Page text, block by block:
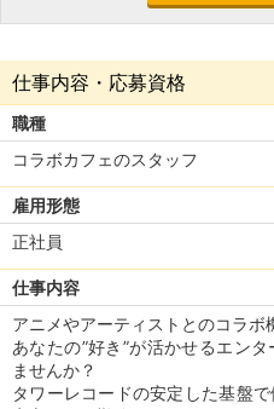
仕事内容・応募資格
職種
コラボカフェのスタッフ
雇用形態
正社員
仕事内容
アニメやアーティストとのコラボ
あなたの”好き”が活かせるエン
ませんか？
タワーレコードの安定した基盤